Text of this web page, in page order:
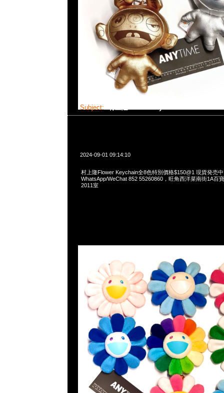
Subject:
2024-09-01 09:14:10
村上隆Flower Keychain全8色特別價格$150@1 現貨発売
WhatsApp/WeChat 852 55260860，旺角西洋菜南街1A百
2011室